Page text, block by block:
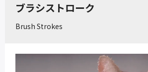
ブラシストローク
Brush Strokes